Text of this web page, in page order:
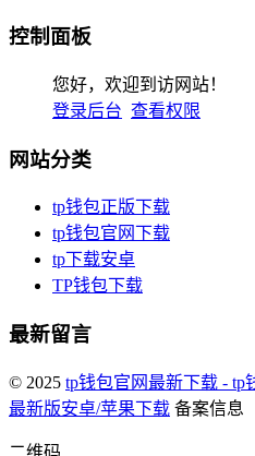
控制面板
您好，欢迎到访网站！
登录后台 查看权限
网站分类
tp钱包正版下载
tp钱包官网下载
tp下载安卓
TP钱包下载
最新留言
© 2025 tp钱包官网最新下载 - tp
最新版安卓/苹果下载 备案信息
二维码